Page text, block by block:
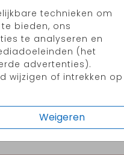
technieken om
bieden, ons
te analyseren en
(het
advertenties).
wijzigen of intrekken op
Weigeren
Raambord